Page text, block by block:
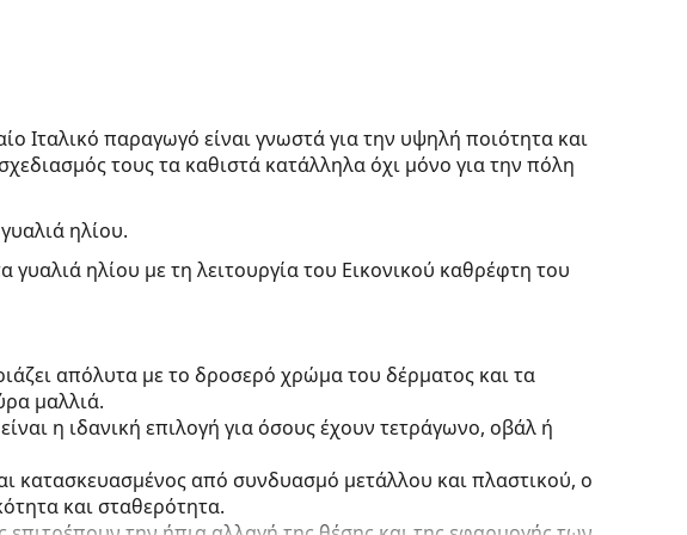
Ιταλικό παραγωγό είναι γνωστά για την υψηλή ποιότητα και
τους τα καθιστά κατάλληλα όχι μόνο για την πόλη
ηλίου.
ηλίου με τη λειτουργία του Εικονικού καθρέφτη του
απόλυτα με το δροσερό χρώμα του δέρματος και τα
μαλλιά.
είναι η ιδανική επιλογή για όσους έχουν τετράγωνο, οβάλ ή
κατασκευασμένος από συνδυασμό μετάλλου και πλαστικού, ο
και σταθερότητα.